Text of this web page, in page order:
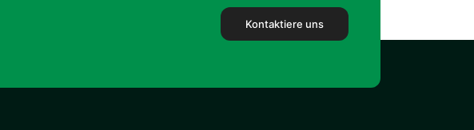
Kontaktiere uns